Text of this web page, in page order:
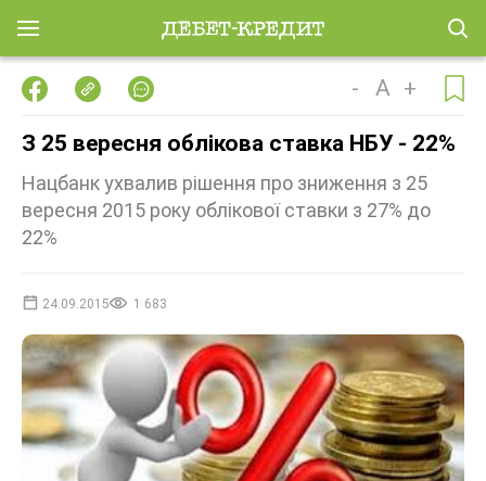
- A +
З 25 вересня облікова ставка НБУ - 22%
Нацбанк ухвалив рішення про зниження з 25
вересня 2015 року облікової ставки з 27% до
22%
24.09.2015 1 683